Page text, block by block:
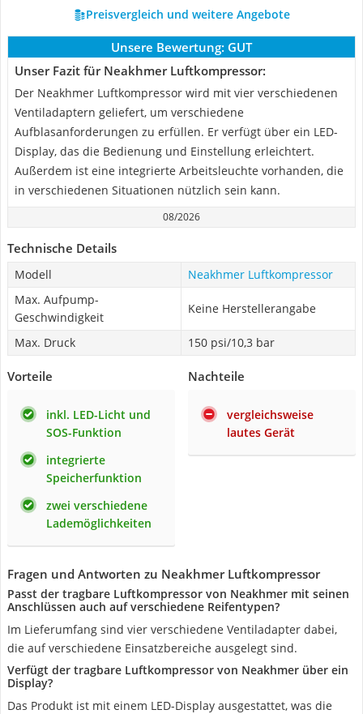
Preisvergleich und weitere Angebote
Unsere Bewertung: GUT
Unser Fazit für Neakhmer Luftkompressor:
Der Neakhmer Luftkompressor wird mit vier verschiedenen
Ventiladaptern geliefert, um verschiedene
Aufblasanforderungen zu erfüllen. Er verfügt über ein LED-
Display, das die Bedienung und Einstellung erleichtert.
Außerdem ist eine integrierte Arbeitsleuchte vorhanden, die
in verschiedenen Situationen nützlich sein kann.
08/2026
Technische Details
Modell
Neakhmer Luftkompressor
Max. Aufpump-
Geschwindigkeit
Keine Herstellerangabe
Max. Druck 150 psi/10,3 bar
Vorteile
inkl. LED-Licht und
SOS-Funktion
integrierte
Speicherfunktion
zwei verschiedene
Lademöglichkeiten
Nachteile
vergleichsweise
lautes Gerät
Fragen und Antworten zu Neakhmer Luftkompressor
Passt der tragbare Luftkompressor von Neakhmer mit seinen
Anschlüssen auch auf verschiedene Reifentypen?
Im Lieferumfang sind vier verschiedene Ventiladapter dabei,
die auf verschiedene Einsatzbereiche ausgelegt sind.
Verfügt der tragbare Luftkompressor von Neakhmer über ein
Display?
Das Produkt ist mit einem LED-Display ausgestattet, was die